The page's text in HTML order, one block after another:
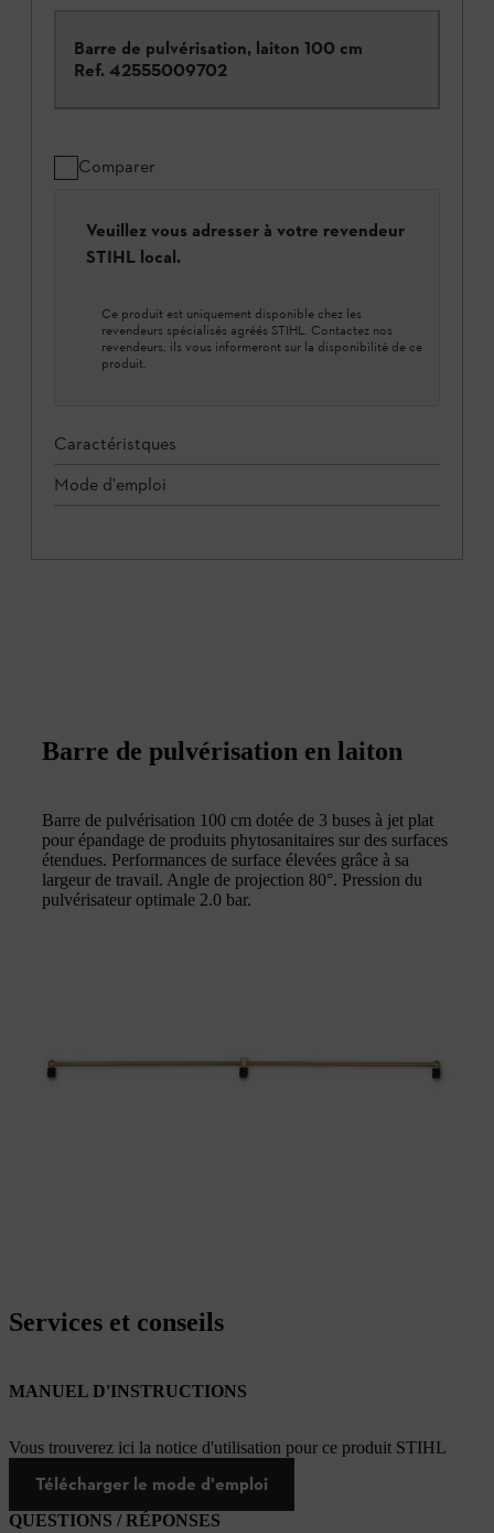
Barre de pulvérisation, laiton 100 cm
Ref. 42555009702
Comparer
Veuillez vous adresser à votre revendeur
STIHL local.
Ce produit est uniquement disponible chez les
revendeurs spécialisés agréés STIHL. Contactez nos
revendeurs, ils vous informeront sur la disponibilité de ce
produit.
Caractéristques
Mode d'emploi
Barre de pulvérisation en laiton
Barre de pulvérisation 100 cm dotée de 3 buses à jet plat
pour épandage de produits phytosanitaires sur des surfaces
étendues. Performances de surface élevées grâce à sa
largeur de travail. Angle de projection 80°. Pression du
pulvérisateur optimale 2.0 bar.
Services et conseils
MANUEL D'INSTRUCTIONS
Vous trouverez ici la notice d'utilisation pour ce produit STIHL
Télécharger le mode d'emploi
QUESTIONS / RÉPONSES